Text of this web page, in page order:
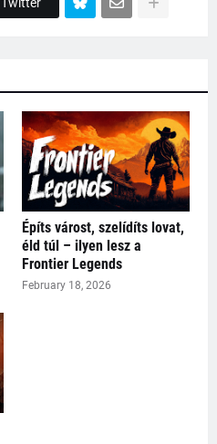
Twitter
Építs várost, szelídíts lovat,
éld túl – ilyen lesz a
Frontier Legends
February 18, 2026